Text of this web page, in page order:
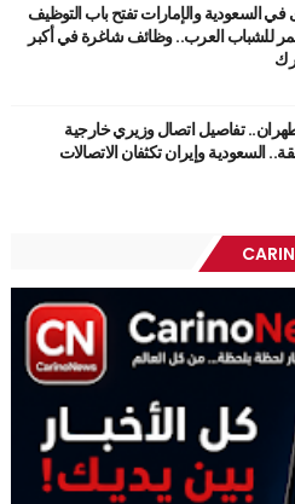
شركات كبرى في السعودية والإمارات تفتح باب التوظيف
للشباب العرب.. وظائف شاغرة في أكبر
تفاصيل اتصال وزيري خارجية
السعودية وإيران تكثفان الاتصالات